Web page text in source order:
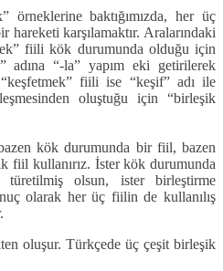
örneklerine baktığımızda, her üç
hareketi karşılamaktır. Aralarındaki
fiili kök durumunda olduğu için
“-la” yapım eki getirilerek
fiili ise “keşif” adı ile
oluştuğu için “birleşik
kök durumunda bir fiil, bazen
fiil kullanırız. İster kök durumunda
olsun, ister birleştirme
olarak her üç fiilin de kullanılış
oluşur. Türkçede üç çeşit birleşik